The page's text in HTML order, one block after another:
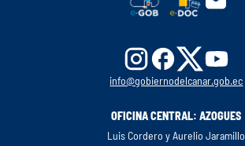
info@gobiernodelcanar.gob.ec
OFICINA CENTRAL: AZOGUES
Luis Cordero y Aurelio Jaramillo